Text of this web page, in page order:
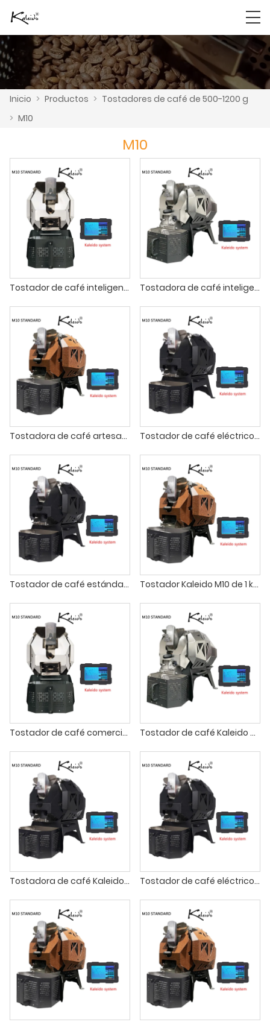
Inicio > Productos > Tostadores de café de 500-1200 g
> M10
M10
Tostador de café inteligente Kaleido Sniper M10 con caja de arena inteligente Tostadora de café inteligente Kaleido M10 de 1 kg
Tostadora de café artesanal Kaleido M10 de 1 kg Tostador de café eléctrico Kaleido M10 estilo bala
Tostador de café estándar Kaleido Sniper M10 café tostado francés Tostador Kaleido M10 de 1 kg para cafeterías artesanales
Tostador de café comercial Kaleido Sniper M10 de 1 kg Tostador de café Kaleido M10 para uso profesional
Tostadora de café Kaleido M10 Standard de 1 kg Tostador de café eléctrico Kaleido Sniper M10 de 1200 g